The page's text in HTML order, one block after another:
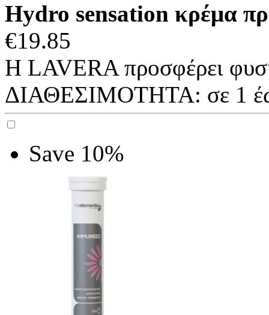
Hydro sensation κρέμα
€19.85
Η LAVERA προσφέρει
ΔΙΑΘΕΣΙΜΟΤΗΤΑ: σε 1
Save 10%